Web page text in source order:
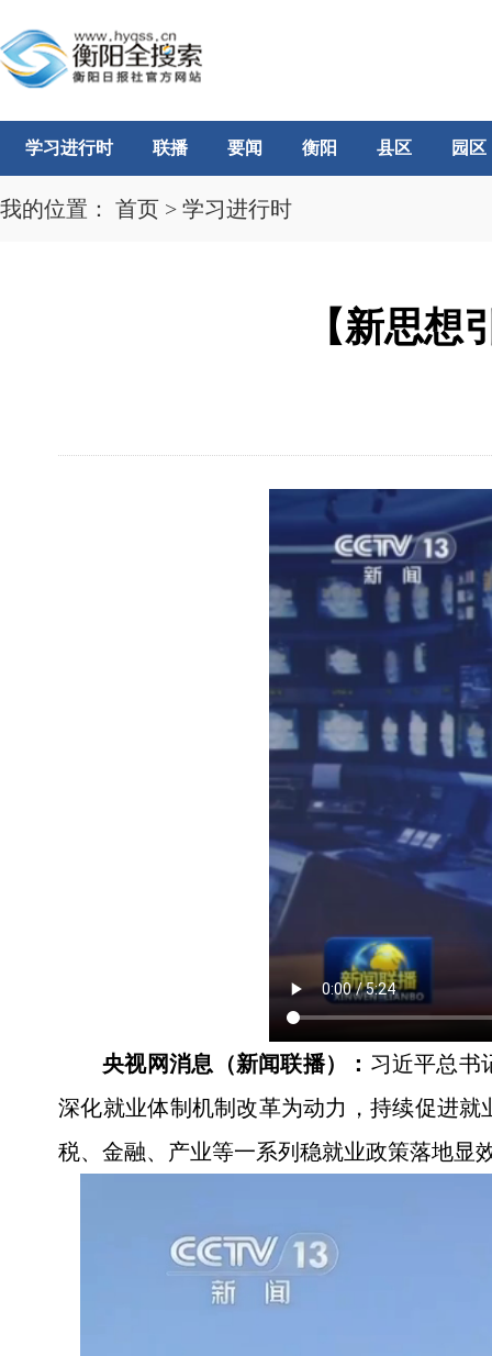
学习进行时 联播 要闻 衡阳 县区 园区
我的位置： 首页 > 学习进行时
【新思
央视网消息（新闻联播）： 习近平总书
深化就业体制机制改革为动力，持续促进
税、金融、产业等一系列稳就业政策落地显